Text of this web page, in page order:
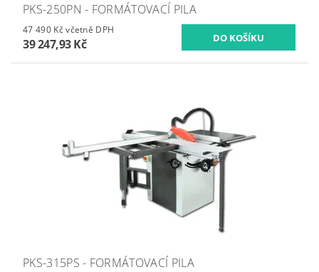
PKS-250PN - FORMÁTOVACÍ PILA
47 490 Kč včetně DPH
39 247,93 Kč
PKS-315PS - FORMÁTOVACÍ PILA